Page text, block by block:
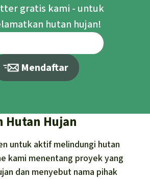
gratis kami - untuk
hutan hujan!
Mendaftar
Hutan Hujan
untuk aktif melindungi hutan
kami menentang proyek yang
dan menyebut nama pihak